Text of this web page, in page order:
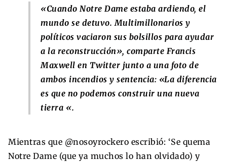
«Cuando Notre Dame estaba ardiendo, el
mundo se detuvo. Multimillonarios y
políticos vaciaron sus bolsillos para ayudar
a la reconstrucción», comparte Francis
Maxwell en Twitter junto a una foto de
ambos incendios y sentencia: «La diferencia
es que no podemos construir una nueva
tierra «.
Mientras que @nosoyrockero escribió: ‘Se quema
Notre Dame (que ya muchos lo han olvidado) y